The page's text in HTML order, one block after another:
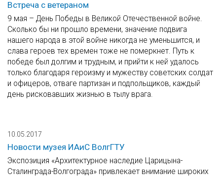
Встреча с ветераном
9 мая – День Победы в Великой Отечественной войне.
Сколько бы ни прошло времени, значение подвига
нашего народа в этой войне никогда не уменьшится, и
слава героев тех времен тоже не померкнет. Путь к
победе был долгим и трудным, и прийти к ней удалось
только благодаря героизму и мужеству советских солдат
и офицеров, отваге партизан и подпольщиков, каждый
день рисковавших жизнью в тылу врага.
10.05.2017
Новости музея ИАиС ВолгГТУ
Экспозиция «Архитектурное наследие Царицына-
Сталинграда-Волгограда» привлекает внимание широких